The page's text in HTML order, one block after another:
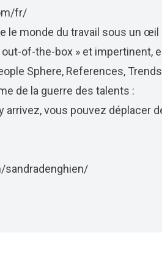
fr/
le monde du travail sous un œil
of-the-box » et impertinent,
Sphere, References,
de la guerre des talents :
vous pouvez déplacer